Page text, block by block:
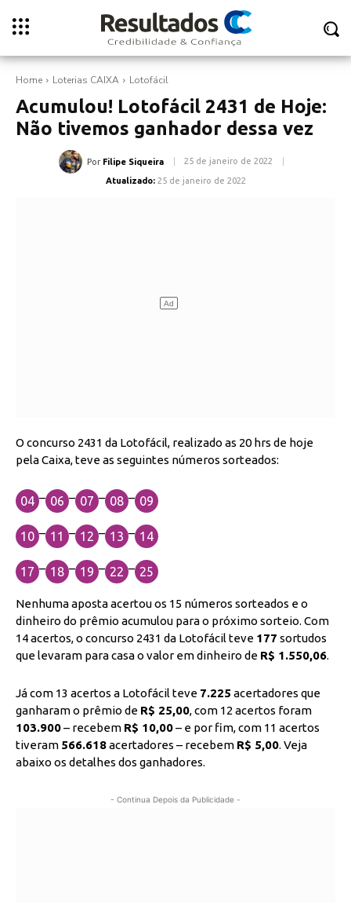
Home Loterias CAIXA Lotofácil
Acumulou! Lotofácil 2431 de Hoje:
Não tivemos ganhador dessa vez
Por Filipe Siqueira 25 de janeiro de 2022
Atualizado: 25 de janeiro de 2022
O concurso 2431 da Lotofácil, realizado as 20 hrs de hoje
pela Caixa, teve as seguintes números sorteados:
04 – 06 – 07 – 08 – 09
10 – 11 – 12 – 13 – 14
17 – 18 – 19 – 22 – 25
Nenhuma aposta acertou os 15 números sorteados e o
dinheiro do prêmio acumulou para o próximo sorteio. Com
14 acertos, o concurso 2431 da Lotofácil teve 177 sortudos
que levaram para casa o valor em dinheiro de R$ 1.550,06.
Já com 13 acertos a Lotofácil teve 7.225 acertadores que
ganharam o prêmio de R$ 25,00, com 12 acertos foram
103.900– recebem R$ 10,00– e por fim, com 11 acertos
tiveram 566.618acertadores – recebem R$ 5,00. Veja
abaixo os detalhes dos ganhadores.
- Continua Depois da Publicidade -